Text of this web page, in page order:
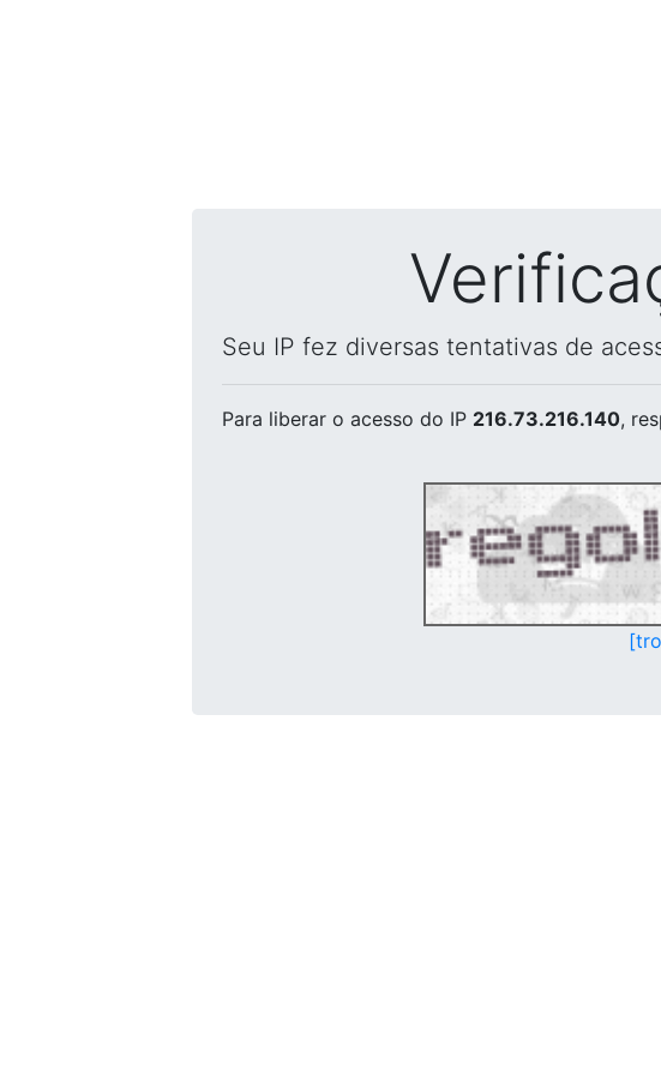
Seu IP fez diversas tentativas de
Para liberar o acesso do IP 216.73.216.140,